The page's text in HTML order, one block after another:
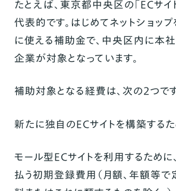
たとえば、東京都中央区の「ECサ
代表的です。はじめてネットショッ
に使える補助金で、中央区内に本
企業が対象となっています。
補助対象となる経費は、次の2つです
新たに独自のECサイトを構築する
モール型ECサイトを利用するため
払う初期登録費用（月額、年額等